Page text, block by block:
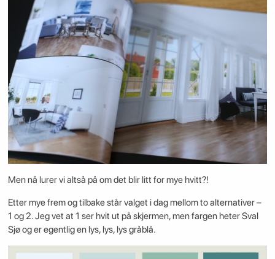
Men nå lurer vi altså på om det blir litt for mye hvitt?!
Etter mye frem og tilbake står valget i dag mellom to alternativer –
1 og 2. Jeg vet at 1 ser hvit ut på skjermen, men fargen heter Sval
Sjø og er egentlig en lys, lys, lys gråblå.